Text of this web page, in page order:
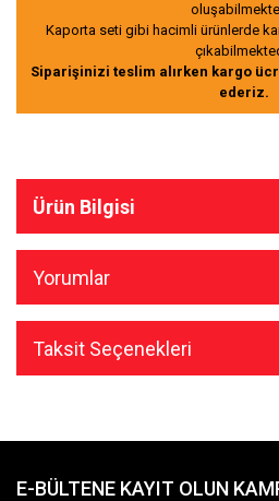
Kaporta seti gibi hacimli ürünlerde
Siparişinizi teslim alırken kargo
ederiz.
Ürün Bilgisi
Yorumlar
Taksit Seçenekleri
E-BÜLTENE KAYIT OLUN